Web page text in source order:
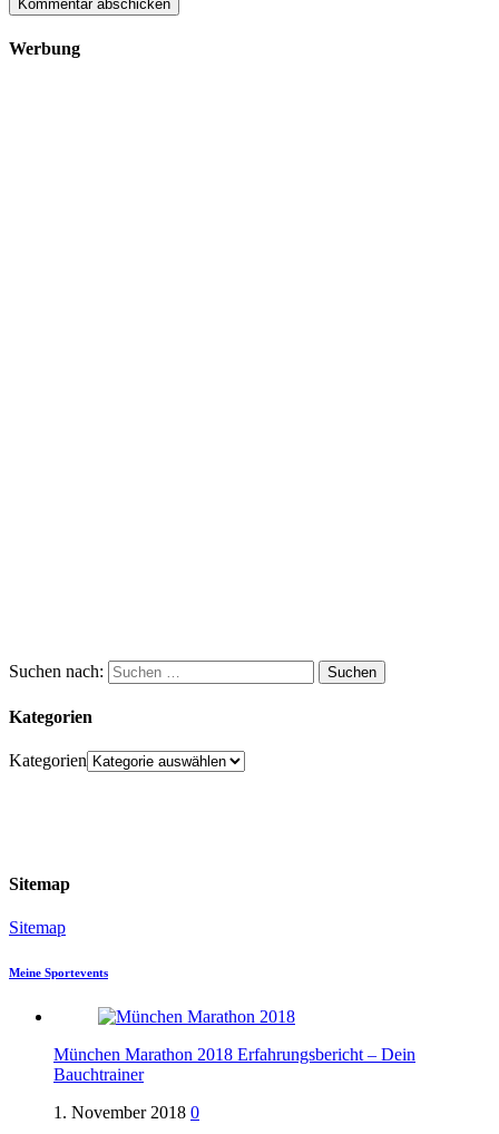
Werbung
Suchen nach:
Kategorien
Kategorien
Sitemap
Sitemap
Meine Sportevents
München Marathon 2018 Erfahrungsbericht – Dein
Bauchtrainer
1. November 2018 0